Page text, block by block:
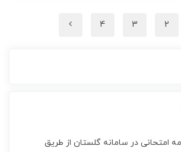
2
3
4
امتحانی در سامانه گلستان از طریق